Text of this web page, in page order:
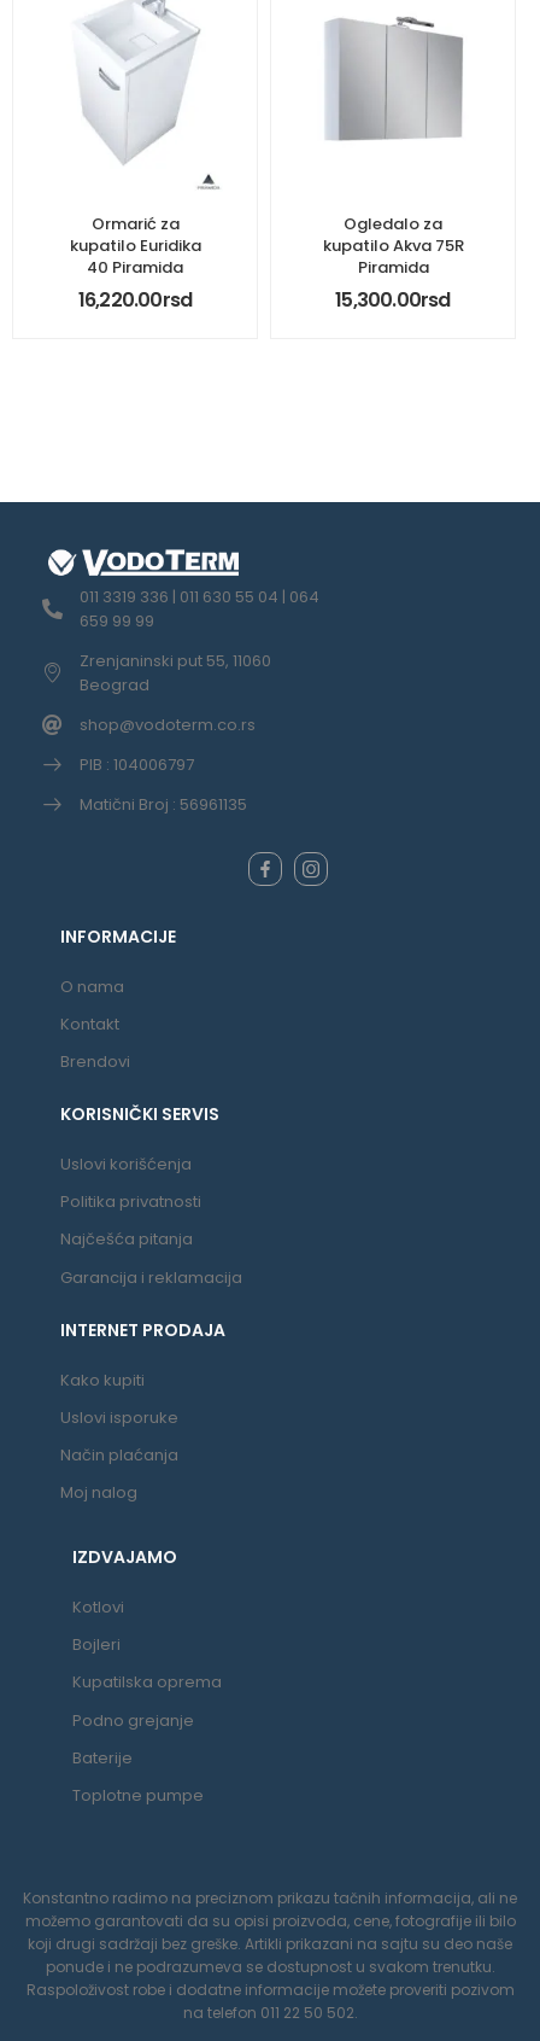
Ormarić za
kupatilo Euridika
40 Piramida
16,220.00rsd
Ogledalo za
kupatilo Akva 75R
Piramida
15,300.00rsd
011 3319 336 | 011 630 55 04 | 064
659 99 99
Zrenjaninski put 55, 11060
Beograd
shop@vodoterm.co.rs
PIB : 104006797
Matični Broj : 56961135
INFORMACIJE
O nama
Kontakt
Brendovi
KORISNIČKI SERVIS
Uslovi korišćenja
Politika privatnosti
Najčešća pitanja
Garancija i reklamacija
INTERNET PRODAJA
Kako kupiti
Uslovi isporuke
Način plaćanja
Moj nalog
IZDVAJAMO
Kotlovi
Bojleri
Kupatilska oprema
Podno grejanje
Baterije
Toplotne pumpe
Konstantno radimo na preciznom prikazu tačnih informacija, ali ne
možemo garantovati da su opisi proizvoda, cene, fotografije ili bilo
koji drugi sadržaji bez greške. Artikli prikazani na sajtu su deo naše
ponude i ne podrazumeva se dostupnost u svakom trenutku.
Raspoloživost robe i dodatne informacije možete proveriti pozivom
na telefon 011 22 50 502.